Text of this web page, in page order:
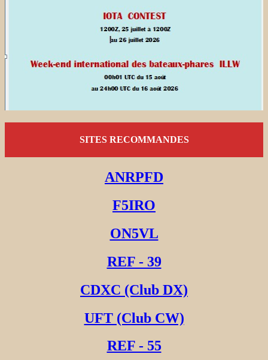
SITES RECOMMANDES
ANRPFD
F5IRO
ON5VL
REF - 39
CDXC (Club DX)
UFT (Club CW)
REF - 55